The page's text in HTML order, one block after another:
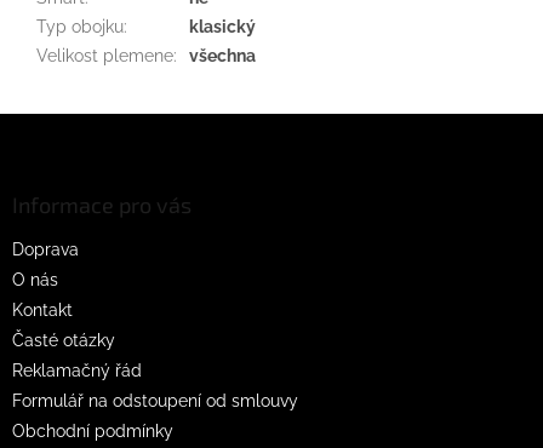
Typ obojku:
klasický
Velikost plemene: všechna
Informace pro vás
Doprava
O nás
Kontakt
Časté otázky
Reklamačný řád
Formulář na odstoupení od smlouvy
Obchodní podmínky